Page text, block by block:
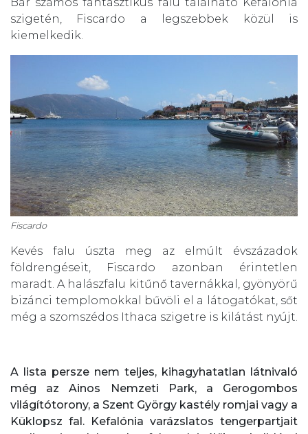
szigetén, Fiscardo a legszebbek közül is
kiemelkedik.
Fiscardo
Kevés falu úszta meg az elmúlt évszázadok
földrengéseit, Fiscardo azonban érintetlen
maradt. A halászfalu kitűnő tavernákkal, gyönyörű
bizánci templomokkal bűvöli el a látogatókat, sőt
még a szomszédos Ithaca szigetre is kilátást nyújt.
A lista persze nem teljes, kihagyhatatlan látnivaló
még az Ainos Nemzeti Park, a Gerogombos
világítótorony, a Szent György kastély romjai vagy a
Küklopsz fal. Kefalónia varázslatos tengerpartjait